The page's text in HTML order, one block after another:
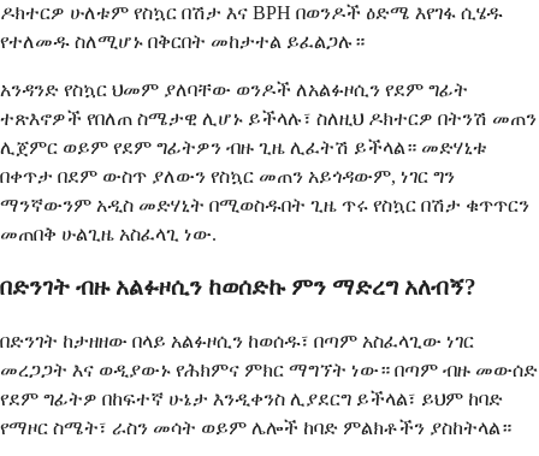
ዶክተርዎ ሁለቱም የስኳር በሽታ እና BPH በወንዶች ዕድሜ እየገፋ ሲሄዱ
የተለመዱ ስለሚሆኑ በቅርበት መከታተል ይፈልጋሉ።
አንዳንድ የስኳር ህመም ያለባቸው ወንዶች ለአልፉዞሲን የደም ግፊት
ተጽእኖዎች የበለጠ ስሜታዊ ሊሆኑ ይችላሉ፣ ስለዚህ ዶክተርዎ በትንሽ መጠን
ሊጀምር ወይም የደም ግፊትዎን ብዙ ጊዜ ሊፈትሽ ይችላል። መድሃኒቱ
በቀጥታ በደም ውስጥ ያለውን የስኳር መጠን አይጎዳውም, ነገር ግን
ማንኛውንም አዲስ መድሃኒት በሚወስዱበት ጊዜ ጥሩ የስኳር በሽታ ቁጥጥርን
መጠበቅ ሁልጊዜ አስፈላጊ ነው.
በድንገት ብዙ አልፉዞሲን ከወሰድኩ ምን ማድረግ አለብኝ?
በድንገት ከታዘዘው በላይ አልፉዞሲን ከወሰዱ፣ በጣም አስፈላጊው ነገር
መረጋጋት እና ወዲያውኑ የሕክምና ምክር ማግኘት ነው። በጣም ብዙ መውሰድ
የደም ግፊትዎ በከፍተኛ ሁኔታ እንዲቀንስ ሊያደርግ ይችላል፣ ይህም ከባድ
የማዞር ስሜት፣ ራስን መሳት ወይም ሌሎች ከባድ ምልክቶችን ያስከትላል።